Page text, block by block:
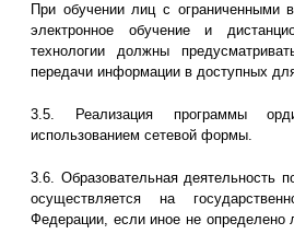
При обучении лиц с ограниченными
электронное обучение и
технологии должны
передачи информации в доступных
3.5. Реализация программы
использованием сетевой формы.
3.6. Образовательная деятельность
осуществляется на
Федерации, если иное не определено